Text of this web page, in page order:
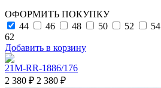
ОФОРМИТЬ ПОКУПКУ
44
46 48 50 52 54
62
Добавить в корзину
21M-RR-1886/176
2 380 ₽ 2 380 ₽